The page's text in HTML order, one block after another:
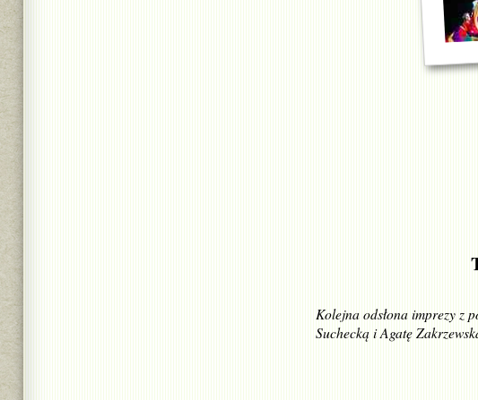
Kolejna odsłona imprezy z
Suchecką i Agatę